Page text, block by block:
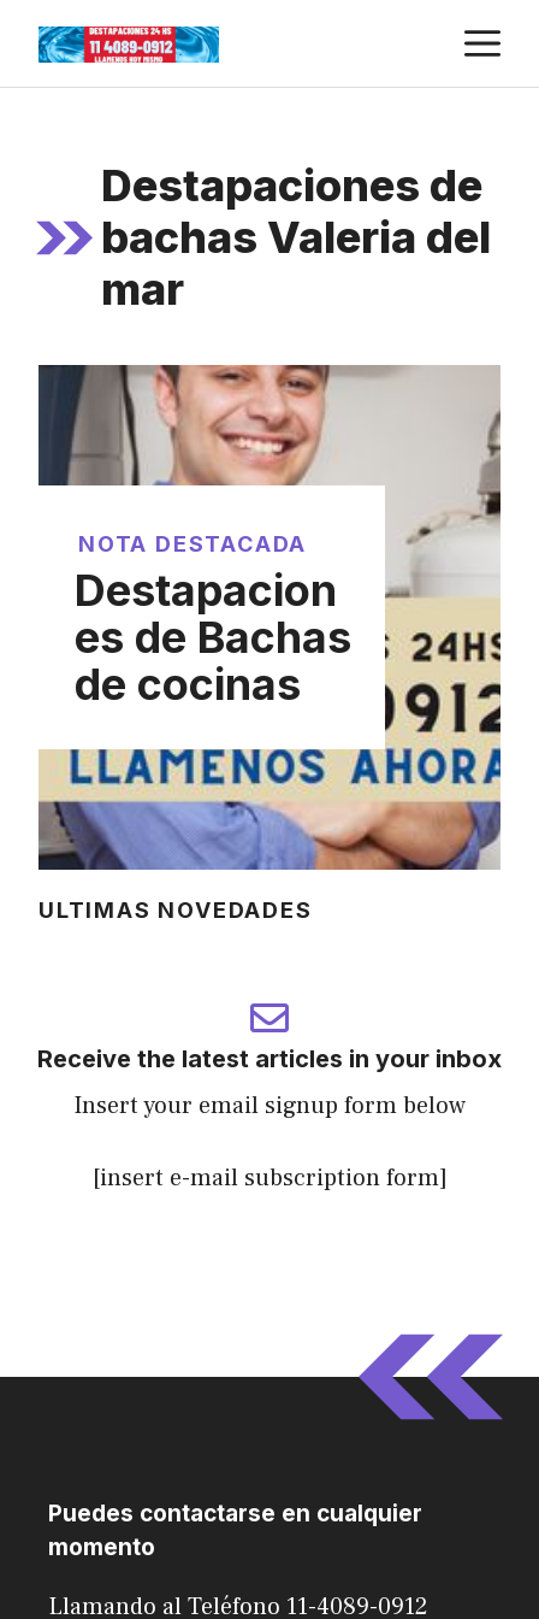
content
Destapaciones de
bachas Valeria del
mar
NOTA DESTACADA
Destapacion
es de Bachas
de cocinas
ULTIMAS NOVEDADES
Receive the latest articles in your inbox
Insert your email signup form below
[insert e-mail subscription form]
Puedes contactarse en cualquier
momento
Llamando al Teléfono 11-4089-0912